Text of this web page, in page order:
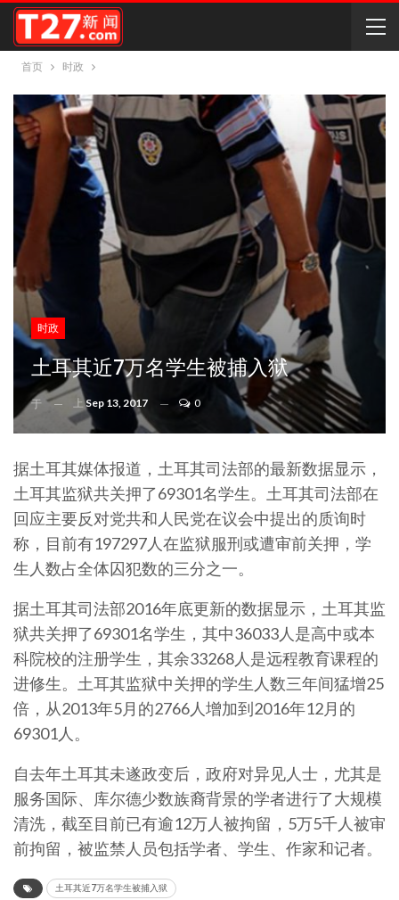
首页 时政
时政
土耳其近7万名学生被捕入狱
于 上 Sep 13, 2017 0
据土耳其媒体报道，土耳其司法部的最新数据显示，
土耳其监狱共关押了69301名学生。土耳其司法部在
回应主要反对党共和人民党在议会中提出的质询时
称，目前有197297人在监狱服刑或遭审前关押，学
生人数占全体囚犯数的三分之一。
据土耳其司法部2016年底更新的数据显示，土耳其监
狱共关押了69301名学生，其中36033人是高中或本
科院校的注册学生，其余33268人是远程教育课程的
进修生。土耳其监狱中关押的学生人数三年间猛增25
倍，从2013年5月的2766人增加到2016年12月的
69301人。
自去年土耳其未遂政变后，政府对异见人士，尤其是
服务国际、库尔德少数族裔背景的学者进行了大规模
清洗，截至目前已有逾12万人被拘留，5万5千人被审
前拘留，被监禁人员包括学者、学生、作家和记者。
土耳其近7万名学生被捕入狱